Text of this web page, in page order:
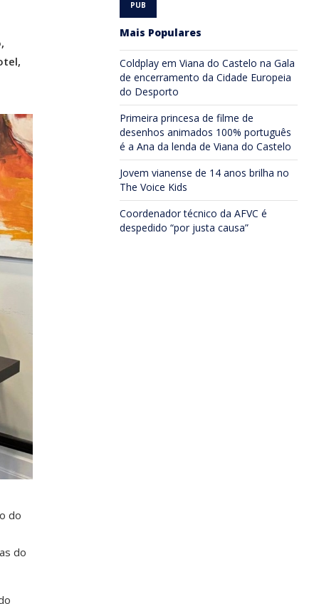
do
do
Mais Populares
Coldplay em Viana do Castelo na Gala
de encerramento da Cidade Europeia
do Desporto
Primeira princesa de filme de
desenhos animados 100% português
é a Ana da lenda de Viana do Castelo
Jovem vianense de 14 anos brilha no
The Voice Kids
Coordenador técnico da AFVC é
despedido “por justa causa”